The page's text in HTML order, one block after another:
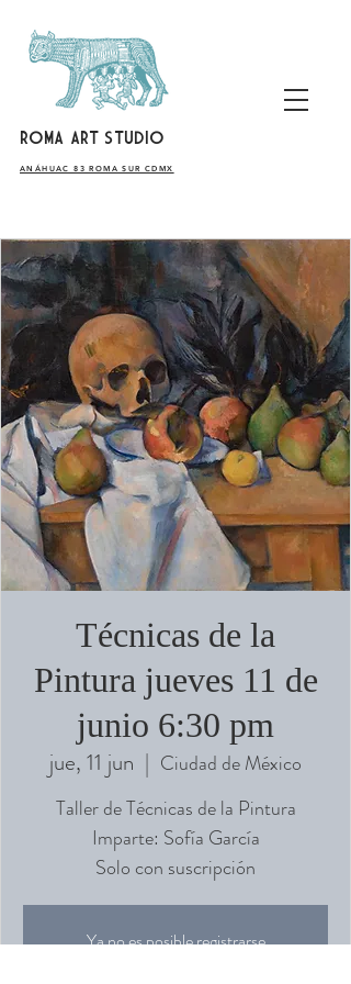
ROMA ART STUDIO
​ANÁHUAC 83 ROMA SUR CDMX
Técnicas de la
Pintura jueves 11 de
junio 6:30 pm
jue, 11 jun
  |
Ciudad de México
Taller de Técnicas de la Pintura
Imparte: Sofía García
Solo con suscripción
Ya no es posible registrarse